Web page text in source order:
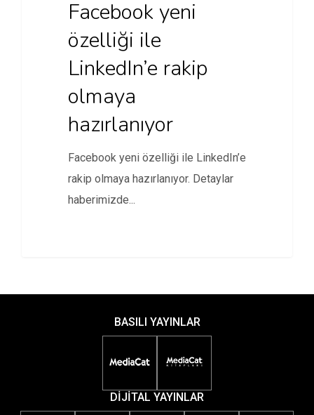
Facebook yeni
özelliği ile
LinkedIn’e rakip
olmaya
hazırlanıyor
Facebook yeni özelliği ile LinkedIn’e
rakip olmaya hazırlanıyor. Detaylar
haberimizde...
BASILI YAYINLAR
DİJİTAL YAYINLAR